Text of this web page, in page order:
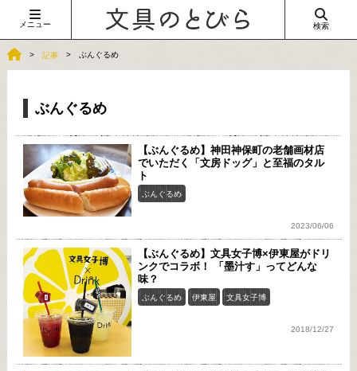
メニュー 検索
記事 ぶんぐるめ
ぶんぐるめ
【ぶんぐるめ】神田神保町の老舗画材店
でいただく「文房ドッグ」と至福のタル
ト
ぶんぐるめ
2023/06/06
【ぶんぐるめ】文具女子博×伊東屋がドリ
ンクでコラボ！ 「墨汁す」ってどんな
味？
ぶんぐるめ 伊東屋 文具女子博
2018/12/27